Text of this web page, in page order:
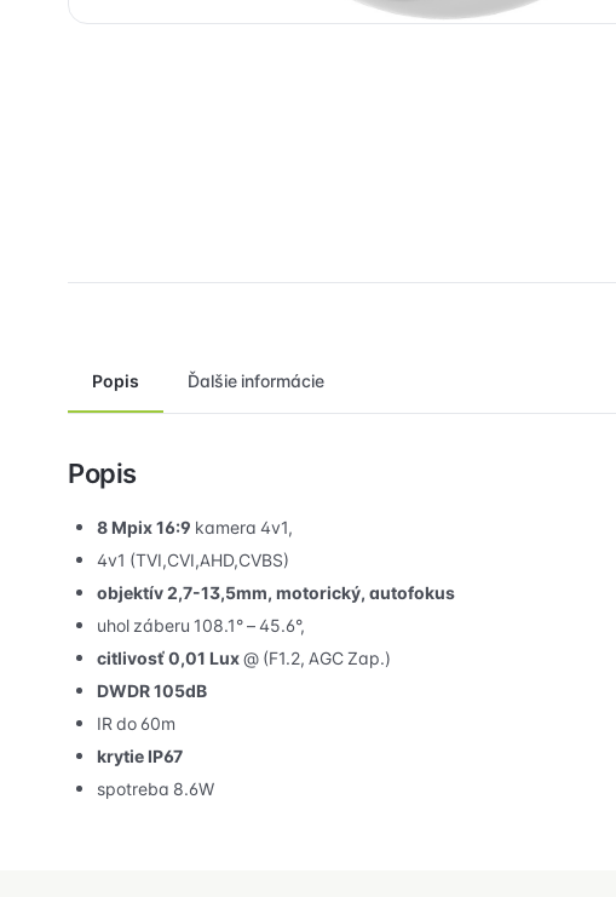
Popis Ďalšie informácie
Popis
8 Mpix 16:9 kamera 4v1,
4v1 (TVI,CVI,AHD,CVBS)
objektív 2,7-13,5mm, motorický, autofokus
uhol záberu 108.1° – 45.6°,
citlivosť 0,01 Lux@ (F1.2, AGC Zap.)
DWDR 105dB
IR do 60m
krytie IP67
spotreba 8.6W